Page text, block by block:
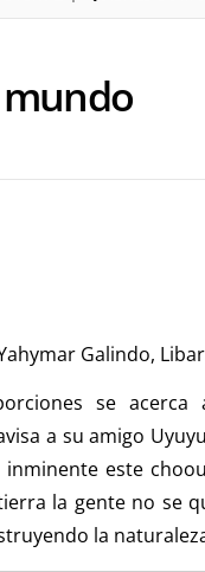
Galindo,
se acerca
a su amigo
este
la gente no se
la